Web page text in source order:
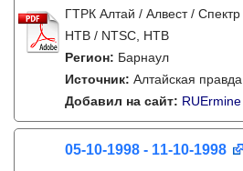
ГТРК Алтай / Алвест /
НТВ / NTSC, НТВ
Регион: Барнаул
Источник: Алтайская правда
Добавил на сайт: RUErmine
05-10-1998 - 11-10-1998